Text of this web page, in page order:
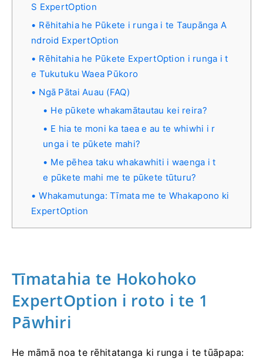
S ExpertOption
Rēhitahia he Pūkete i runga i te Taupānga A
ndroid ExpertOption
Rēhitahia he Pūkete ExpertOption i runga i t
e Tukutuku Waea Pūkoro
Ngā Pātai Auau (FAQ)
He pūkete whakamātautau kei reira?
E hia te moni ka taea e au te whiwhi i r
unga i te pūkete mahi?
Me pēhea taku whakawhiti i waenga i t
e pūkete mahi me te pūkete tūturu?
Whakamutunga: Tīmata me te Whakapono ki
ExpertOption
Tīmatahia te Hokohoko
ExpertOption i roto i te 1
Pāwhiri
He māmā noa te rēhitatanga ki runga i te tūāpapa: